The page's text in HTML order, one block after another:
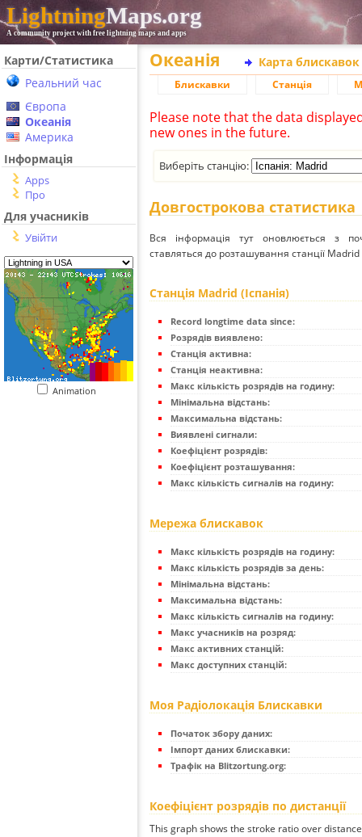
LightningMaps.org
A community project with free lightning maps and apps
Карти/Статистика
Реальний час
Європа
Океанія
Америка
Інформація
Apps
Про
Для учасників
Увійти
Animation
Океанія Карта
Блискавки Станція
Please note that the data
new ones in the future.
Виберіть станцію:
Довгострокова статистика
Вся інформація тут оновлюється з
ставляться до розташування станції Madrid
Станція Madrid (Іспанія)
Record longtime data since:
Розрядів виявлено:
Станція активна:
Станція неактивна:
Макс кількість розрядів на годину:
Мінімальна відстань:
Максимальна відстань:
Виявлені сигнали:
Коефіцієнт розрядів:
Коефіцієнт розташування:
Макс кількість сигналів на годину:
Мережа блискавок
Макс кількість розрядів на годину:
Макс кількість розрядів за день:
Мінімальна відстань:
Максимальна відстань:
Макс кількість сигналів на годину:
Макс учасників на розряд:
Макс активних станцій:
Макс доступних станцій:
Моя Радіолокація Блискавки
Початок збору даних:
Імпорт даних блискавки:
Трафік на Blitzortung.org:
Коефіцієнт розрядів по дистанції
This graph shows the stroke ratio over